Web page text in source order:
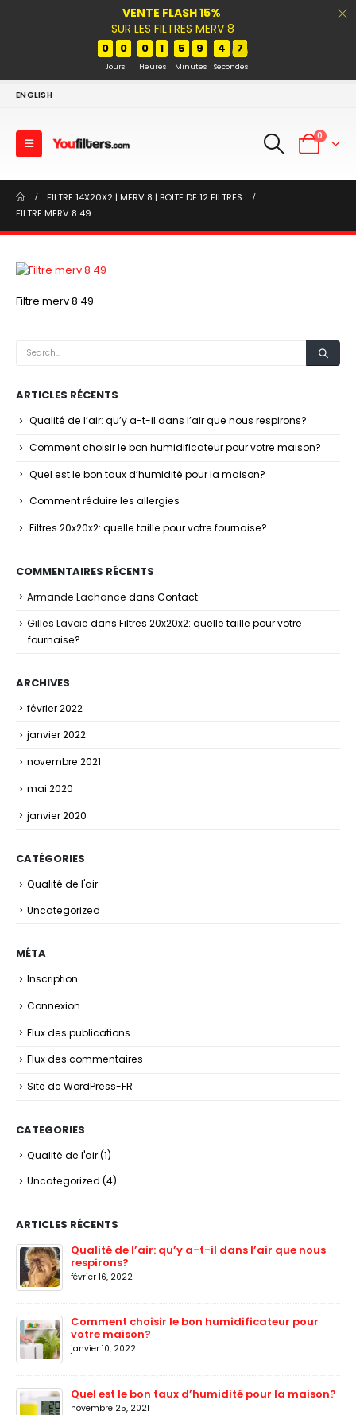
VENTE FLASH 15%
SUR LES FILTRES MERV 8
0 0
Jours
0 1
Heures
5 9
Minutes
4 7
Secondes
ENGLISH
0
FILTRE 14X20X2 | MERV 8 | BOITE DE 12 FILTRES
FILTRE MERV 8 49
Filtre merv 8 49
ARTICLES RÉCENTS
Qualité de l’air: qu’y a-t-il dans l’air que nous respirons?
Comment choisir le bon humidificateur pour votre maison?
Quel est le bon taux d’humidité pour la maison?
Comment réduire les allergies
Filtres 20x20x2: quelle taille pour votre fournaise?
COMMENTAIRES RÉCENTS
Armande Lachance dans Contact
Gilles Lavoie dans Filtres 20x20x2: quelle taille pour votre
fournaise?
ARCHIVES
février 2022
janvier 2022
novembre 2021
mai 2020
janvier 2020
CATÉGORIES
Qualité de l'air
Uncategorized
MÉTA
Inscription
Connexion
Flux des publications
Flux des commentaires
Site de WordPress-FR
CATEGORIES
Qualité de l'air(1)
Uncategorized (4)
ARTICLES RÉCENTS
Qualité de l’air: qu’y a-t-il dans l’air que nous
respirons?
février 16, 2022
Comment choisir le bon humidificateur pour
votre maison?
janvier 10, 2022
Quel est le bon taux d’humidité pour la maison?
novembre 25, 2021